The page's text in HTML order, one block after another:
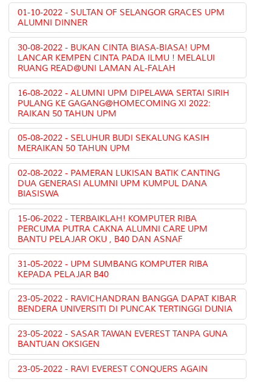
01-10-2022 - SULTAN OF SELANGOR GRACES UPM
ALUMNI DINNER
30-08-2022 - BUKAN CINTA BIASA-BIASA! UPM
LANCAR KEMPEN CINTA PADA ILMU ! MELALUI
RUANG READ@UNI LAMAN AL-FALAH
16-08-2022 - ALUMNI UPM DIPELAWA SERTAI SIRIH
PULANG KE GAGANG@HOMECOMING XI 2022:
RAIKAN 50 TAHUN UPM
05-08-2022 - SELUHUR BUDI SEKALUNG KASIH
MERAIKAN 50 TAHUN UPM
02-08-2022 - PAMERAN LUKISAN BATIK CANTING
DUA GENERASI ALUMNI UPM KUMPUL DANA
BIASISWA
15-06-2022 - TERBAIKLAH! KOMPUTER RIBA
PERCUMA PUTRA CAKNA ALUMNI CARE UPM
BANTU PELAJAR OKU , B40 DAN ASNAF
31-05-2022 - UPM SUMBANG KOMPUTER RIBA
KEPADA PELAJAR B40
23-05-2022 - RAVICHANDRAN BANGGA DAPAT KIBAR
BENDERA UNIVERSITI DI PUNCAK TERTINGGI DUNIA
23-05-2022 - SASAR TAWAN EVEREST TANPA GUNA
BANTUAN OKSIGEN
23-05-2022 - RAVI EVEREST CONQUERS AGAIN